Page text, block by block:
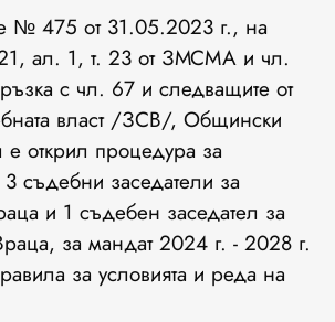
от 31.05.2023 г., на
ал. 1, т. 23 от ЗМСМА и чл.
с чл. 67 и следващите от
власт /ЗСВ/, Общински
е открил процедура за
съдебни заседатели за
и 1 съдебен заседател за
за мандат 2024 г. - 2028 г.
за условията и реда на